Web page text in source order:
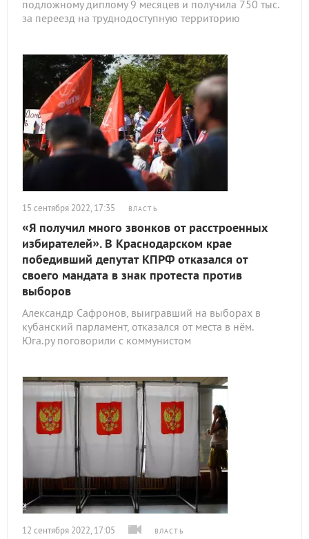
подложному диплому 9 месяцев и получила 750 тыс.
за переезд на труднодоступную территорию
15 сентября 2022, 17:35 ВЛАСТЬ
«Я получил много звонков от расстроенных
избирателей». В Краснодарском крае
победивший депутат КПРФ отказался от
своего мандата в знак протеста против
выборов
Александр Сафронов, выигравший на выборах в
кубанский парламент, отказался от места в нём.
Юга.ру поговорили с коммунистом
12 сентября 2022, 17:05 ВЛАСТЬ